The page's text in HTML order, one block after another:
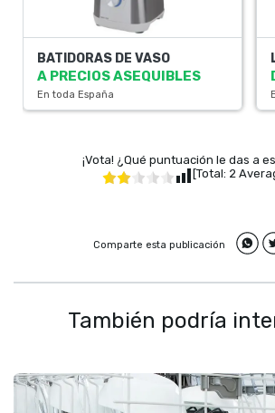
BATIDORAS DE VASO
A PRECIOS ASEQUIBLES
En toda España
¡Vota! ¿Qué puntuación le das a
[Total: 2
Comparte esta publicación
También podría